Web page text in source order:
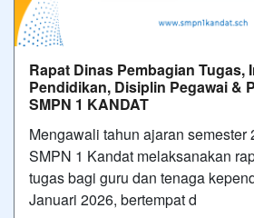
Rapat Dinas Pembagian Tugas,
Pendidikan, Disiplin Pegawai &
SMPN 1 KANDAT
Mengawali tahun ajaran semester
SMPN 1 Kandat melaksanakan
tugas bagi guru dan tenaga
Januari 2026, bertempat d